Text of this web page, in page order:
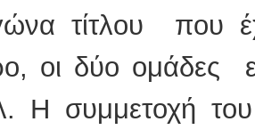
τίτλου που
οι δύο ομάδες
Η συμμετοχή